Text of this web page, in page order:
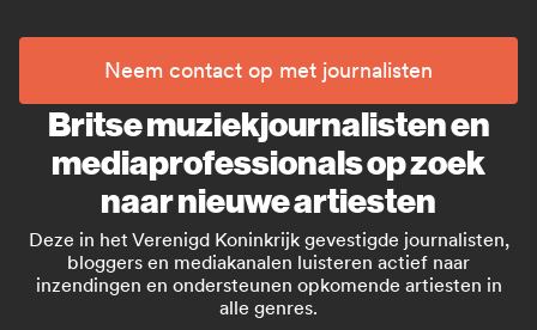
Neem contact op met journalisten
Britse muziekjournalisten en
mediaprofessionals op zoek
naar nieuwe artiesten
Deze in het Verenigd Koninkrijk gevestigde journalisten,
bloggers en mediakanalen luisteren actief naar
inzendingen en ondersteunen opkomende artiesten in
alle genres.